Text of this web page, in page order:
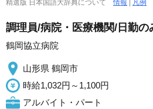
精選版 日本国語大辞典について情報 凡例
調理員/病院・医療機関/日勤
鶴岡協立病院
山形県 鶴岡市
時給1,032円～1,100円
アルバイト・パート